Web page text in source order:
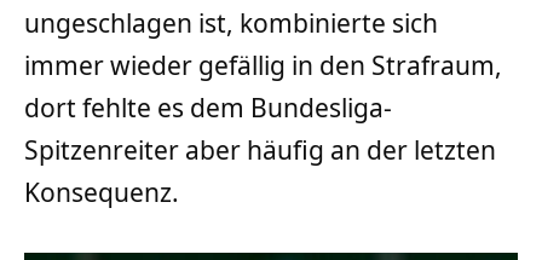
ungeschlagen ist, kombinierte sich
immer wieder gefällig in den Strafraum,
dort fehlte es dem Bundesliga-
Spitzenreiter aber häufig an der letzten
Konsequenz.